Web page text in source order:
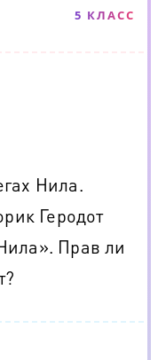
5 КЛАСС
Нила.
Геродот
Прав ли